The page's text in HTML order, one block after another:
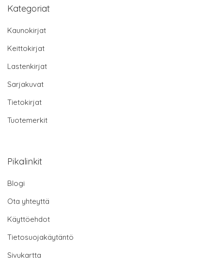
Kategoriat
Kaunokirjat
Keittokirjat
Lastenkirjat
Sarjakuvat
Tietokirjat
Tuotemerkit
Pikalinkit
Blogi
Ota yhteyttä
Käyttöehdot
Tietosuojakäytäntö
Sivukartta